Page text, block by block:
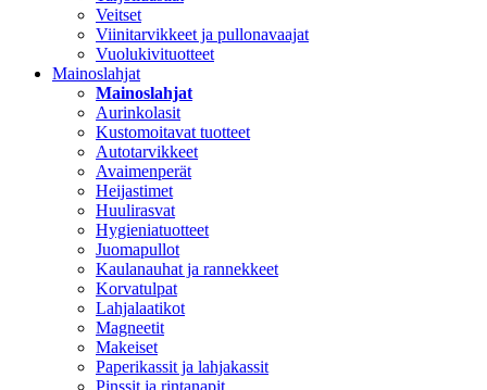
Veitset
Viinitarvikkeet ja pullonavaajat
Vuolukivituotteet
Mainoslahjat
Mainoslahjat
Aurinkolasit
Kustomoitavat tuotteet
Autotarvikkeet
Avaimenperät
Heijastimet
Huulirasvat
Hygieniatuotteet
Juomapullot
Kaulanauhat ja rannekkeet
Korvatulpat
Lahjalaatikot
Magneetit
Makeiset
Paperikassit ja lahjakassit
Pinssit ja rintanapit